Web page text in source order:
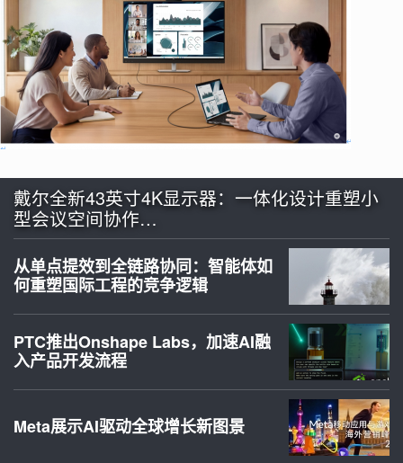
戴尔全新43英寸4K显示器：一体化设计重塑小
型会议空间协作…
从单点提效到全链路协同：智能体如
何重塑国际工程的竞争逻辑
PTC推出Onshape Labs，加速AI融
入产品开发流程
Meta展示AI驱动全球增长新图景